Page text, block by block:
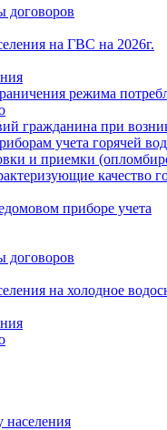
договоров
на ГВС на 2026г.
режима
гражданина при
учета горячей
и приемки
качество
приборе учета
договоров
на холодное